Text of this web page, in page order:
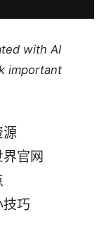
with AI
important
源
官网
技巧